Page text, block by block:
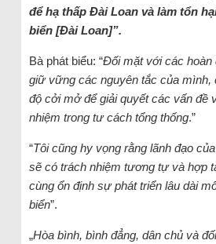
để hạ thấp Đài Loan và làm tổn
biển [Đài Loan]”.
Bà phát biểu: “Đối mặt với các hoàn
giữ vững các nguyên tắc của mình,
độ cởi mở để giải quyết các vấn đề
nhiệm trong tư cách tổng thống.”
“Tôi cũng hy vọng rằng lãnh đạo
sẽ có trách nhiệm tương tự và hợp
cùng ổn định sự phát triển lâu dài
biển”.
„Hòa bình, bình đẳng, dân chủ và